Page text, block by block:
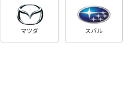
マツダ スバル